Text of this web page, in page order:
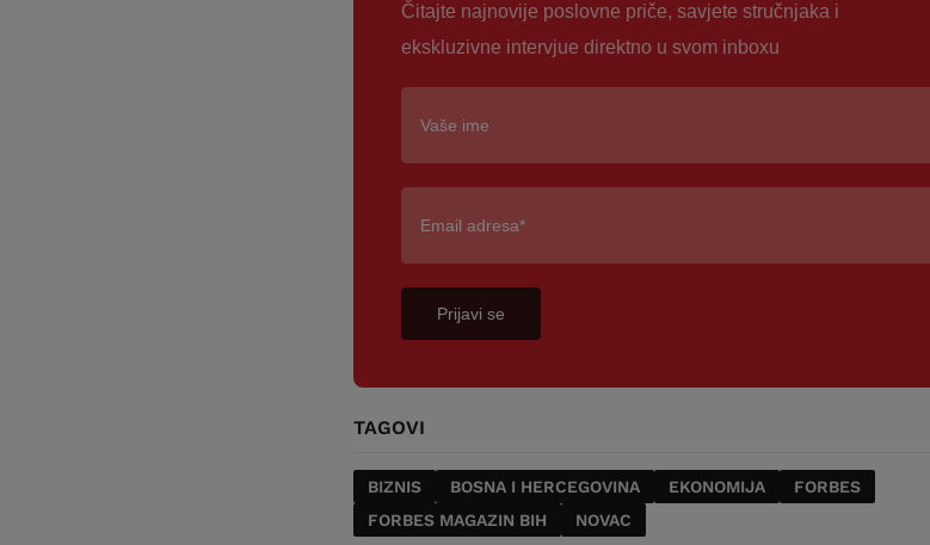
Čitajte najnovije poslovne priče, savjete stručnjaka i
ekskluzivne intervjue direktno u svom inboxu
Prijavi se
TAGOVI
BIZNIS BOSNA I HERCEGOVINA EKONOMIJA
FORBES
FORBES MAGAZIN BIH
NOVAC